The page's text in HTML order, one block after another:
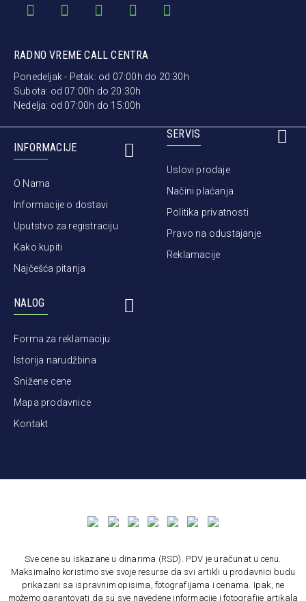
Zemlja porekla:
RADNO VREME CALL CENTRA
Ponedeljak - Petak: od 07:00h do 20:30h
Subota: od 07:00h do 20:30h
Nedelja: od 07:00h do 15:00h
INFORMACIJE
O Nama
Informacije o dostavi
Uputstvo za registraciju
Kako kupiti
Najčešća pitanja
SERVIS
Uslovi prodaje
Načini plaćanja
Politika privatnosti
Pravo na odustajanje
Reklamacije
NALOG
Forma za reklamaciju
Istorija narudžbina
Snižene cene
Mapa prodavnice
Kontakt
Sve cene su iskazane u dinarima (RSD). PDV je uračunat u cenu.
Maksimalno koristimo sve svoje resurse da svi artikli u prodavnici budu
prikazani sa ispravnim opisima, fotografijama i cenama. Ipak, ne
možemo garantovati da su sve navedene informacije i fotografije artikala